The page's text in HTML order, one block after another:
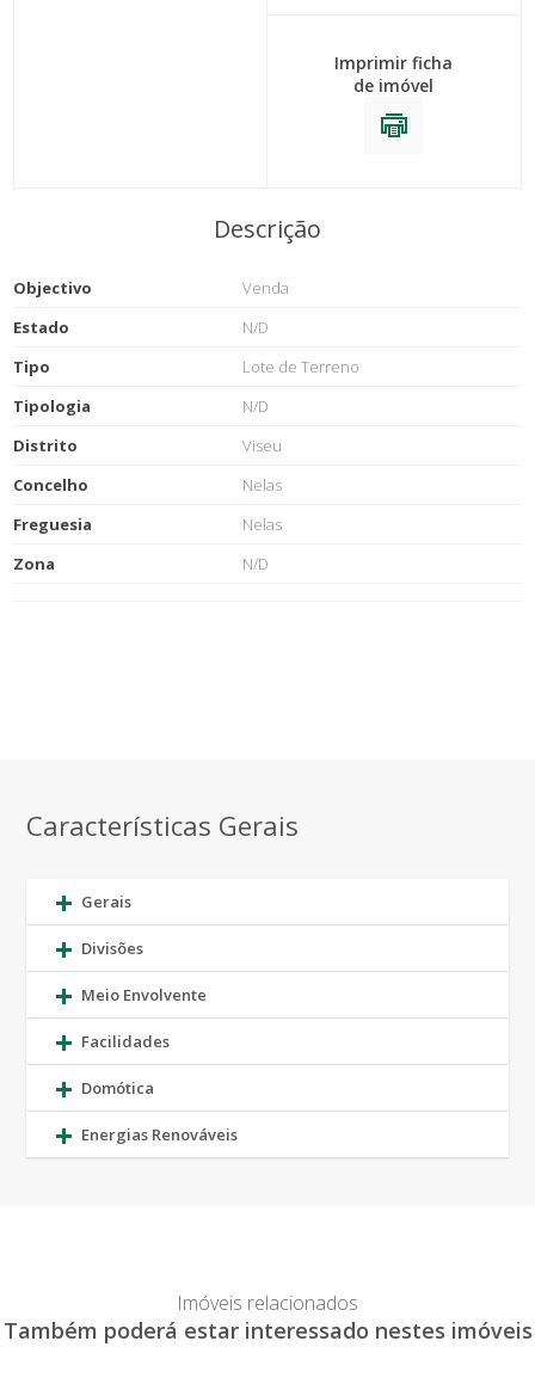
Imprimir ficha
de imóvel
Descrição
Objectivo
Venda
Estado
N/D
Tipo
Lote de Terreno
Tipologia
N/D
Distrito
Viseu
Concelho
Nelas
Freguesia
Nelas
Zona
N/D
Características Gerais
Gerais
Divisões
Meio Envolvente
Facilidades
Domótica
Energias Renováveis
Imóveis relacionados
Também poderá estar interessado nestes imóveis